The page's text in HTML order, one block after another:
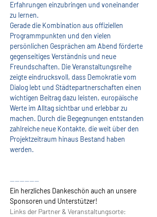
Erfahrungen einzubringen und voneinander
zu lernen.
Gerade die Kombination aus offiziellen
Programmpunkten und den vielen
persönlichen Gesprächen am Abend förderte
gegenseitiges Verständnis und neue
Freundschaften. Die Veranstaltungsreihe
zeigte eindrucksvoll, dass Demokratie vom
Dialog lebt und Städtepartnerschaften einen
wichtigen Beitrag dazu leisten, europäische
Werte im Alltag sichtbar und erlebbar zu
machen. Durch die Begegnungen entstanden
zahlreiche neue Kontakte, die weit über den
Projektzeitraum hinaus Bestand haben
werden.
------------
Ein herzliches Dankeschön auch an unsere
Sponsoren und Unterstützer!
Links der Partner & Veranstaltungsorte: